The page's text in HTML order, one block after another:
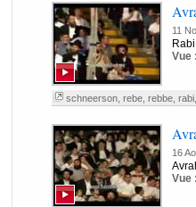
11
Vue :
schneerson, rebe, rebbe, rabi,
16
Vue :